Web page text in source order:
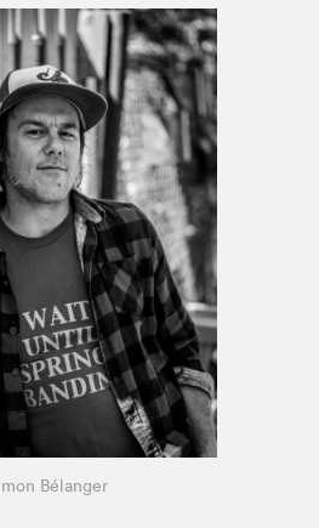
Bélanger